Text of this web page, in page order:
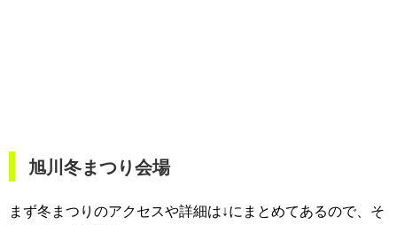
旭川冬まつり会場
まず冬まつりのアクセスや詳細は↓にまとめてあるので、そ